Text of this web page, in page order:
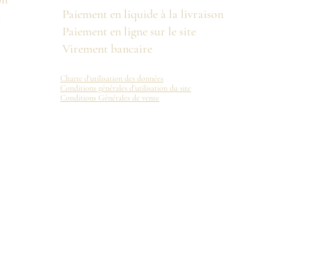
Paiement en liquide à la livraison
Paiement en ligne sur le site
Virement bancaire
Charte d'utilisation des données
Conditions générales d'utilisation du site
Conditions Générales de vente